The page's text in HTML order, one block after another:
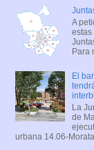
A
estas
Para
El
La
de
urbana 14.06-